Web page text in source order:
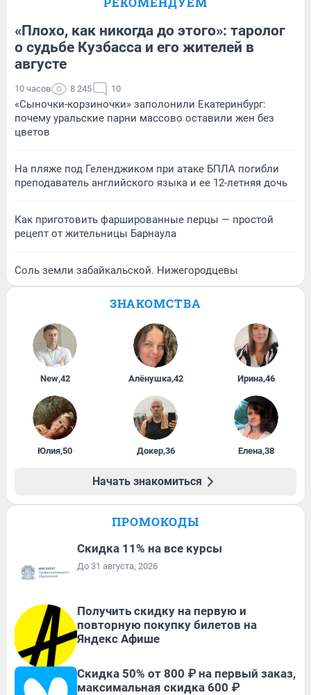
«Плохо, как никогда до этого»: таролог
о судьбе Кузбасса и его жителей в
августе
10 часов 8 245 10
«Сыночки-корзиночки» заполонили Екатеринбург:
почему уральские парни массово оставили жен без
цветов
На пляже под Геленджиком при атаке БПЛА погибли
преподаватель английского языка и ее 12-летняя дочь
Как приготовить фаршированные перцы — простой
рецепт от жительницы Барнаула
Соль земли забайкальской. Нижегородцевы
ЗНАКОМСТВА
New,42 Алёнушка,42 Ирина,46
Юлия,50 Докер,36 Елена,38
Начать знакомиться
ПРОМОКОДЫ
Скидка 11% на все курсы
До 31 августа, 2026
Получить скидку на первую и
повторную покупку билетов на
Яндекс Афише
Скидка 50% от 800 ₽ на первый заказ,
максимальная скидка 600 ₽